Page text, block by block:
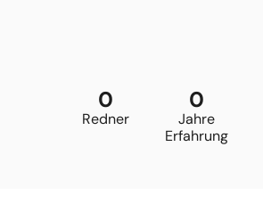
Redner
0
Jahre
Erfahrung
0